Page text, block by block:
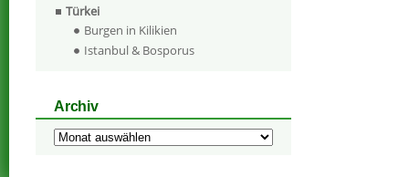
Türkei
Burgen in Kilikien
Istanbul & Bosporus
Archiv
Archiv